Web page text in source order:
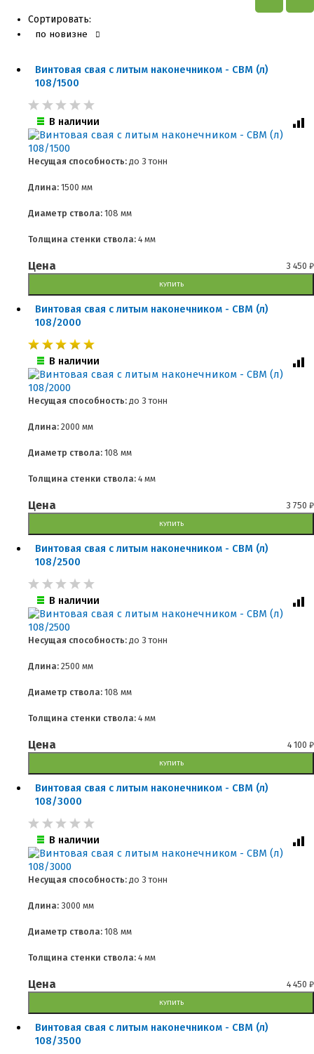
Сортировать:
по новизне
Винтовая свая с литым наконечником - СВМ (л)
108/1500
В наличии
Несущая способность: до 3 тонн
Длина: 1500 мм
Диаметр ствола: 108 мм
Толщина стенки ствола: 4 мм
Цена 3 450 ₽
КУПИТЬ
Винтовая свая с литым наконечником - СВМ (л)
108/2000
В наличии
Несущая способность: до 3 тонн
Длина: 2000 мм
Диаметр ствола: 108 мм
Толщина стенки ствола: 4 мм
Цена 3 750 ₽
КУПИТЬ
Винтовая свая с литым наконечником - СВМ (л)
108/2500
В наличии
Несущая способность: до 3 тонн
Длина: 2500 мм
Диаметр ствола: 108 мм
Толщина стенки ствола: 4 мм
Цена 4 100 ₽
КУПИТЬ
Винтовая свая с литым наконечником - СВМ (л)
108/3000
В наличии
Несущая способность: до 3 тонн
Длина: 3000 мм
Диаметр ствола: 108 мм
Толщина стенки ствола: 4 мм
Цена 4 450 ₽
КУПИТЬ
Винтовая свая с литым наконечником - СВМ (л)
108/3500